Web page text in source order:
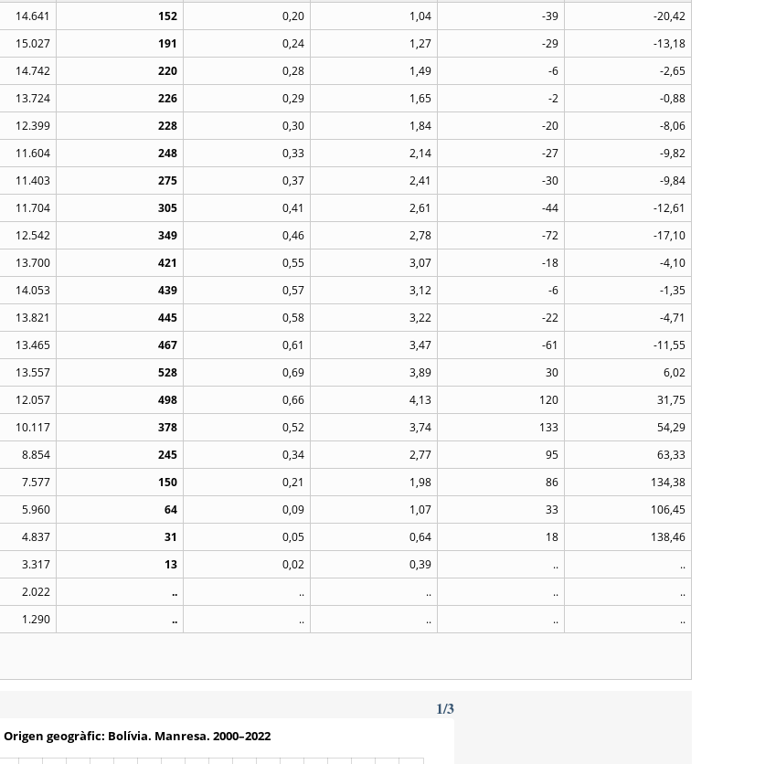
14.641 152 0,20 1,04 -39
-20,42
15.027 191 0,24 1,27 -29
-13,18
14.742 220 0,28 1,49 -6
-2,65
13.724 226 0,29 1,65 -2
-0,88
12.399 228 0,30 1,84 -20
-8,06
11.604 248 0,33 2,14 -27
-9,82
11.403 275 0,37 2,41 -30
-9,84
11.704 305 0,41 2,61 -44
-12,61
12.542 349 0,46 2,78 -72
-17,10
13.700 421 0,55 3,07 -18
-4,10
14.053 439 0,57 3,12 -6
-1,35
13.821 445 0,58 3,22 -22
-4,71
13.465 467 0,61 3,47 -61
-11,55
13.557 528 0,69 3,89 30
6,02
12.057 498 0,66 4,13 120
31,75
10.117 378 0,52 3,74 133
54,29
8.854 245 0,34 2,77 95
63,33
7.577 150 0,21 1,98 86
134,38
5.960 64 0,09 1,07 33
106,45
4.837 31 0,05 0,64 18
138,46
3.317 13 0,02 0,39 ..
..
2.022 .. .. .. ..
..
1.290 .. .. .. ..
..